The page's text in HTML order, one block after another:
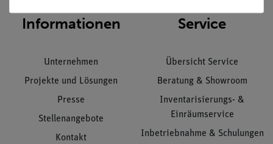
Informationen
Unternehmen
Projekte und Lösungen
Presse
Stellenangebote
Kontakt
Service
Übersicht Service
Beratung & Showroom
Inventarisierungs- &
Einräumservice
Inbetriebnahme & Schulungen